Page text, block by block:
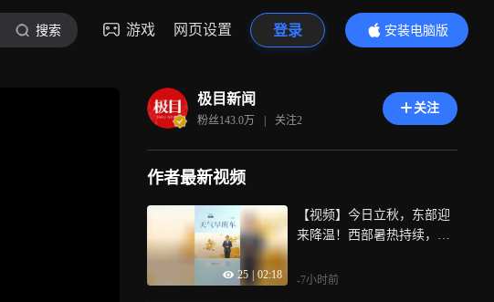
搜索 游戏 网页设置 登录
安装电脑版
内容更精彩
极目新闻
粉丝143.0万 | 关注2
关注
作者最新视频
25 02:18
【视频】今日立秋，东部迎
来降温！西部暑热持续，仍
-7小时前